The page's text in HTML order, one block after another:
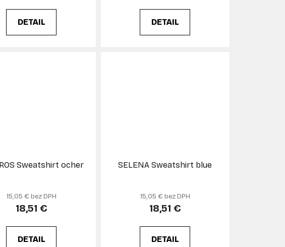
DETAIL DETAIL
Sweatshirt ocher
15,05 € bez DPH
18,51 €
DETAIL
SELENA Sweatshirt blue
15,05 € bez DPH
18,51 €
DETAIL